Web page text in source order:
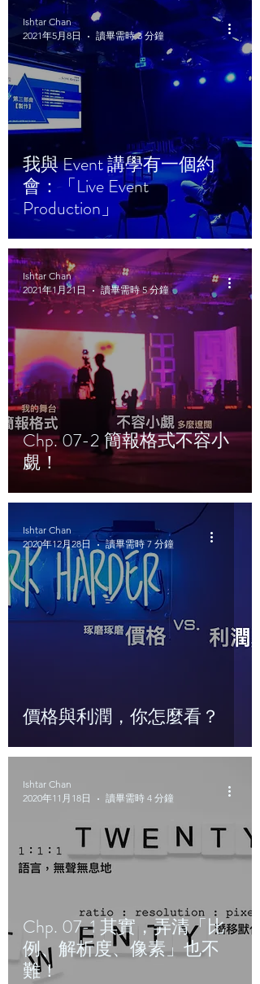
我與 Event 講學有一個約
會：「Live Event
Production」
Ishtar Chan
2021年5月8日
讀畢需時 3 分鐘
Chp. 07-2 簡報格式不容小
覷！
Ishtar Chan
2021年1月21日
讀畢需時 5 分鐘
價格與利潤，你怎麼看？
Ishtar Chan
2020年12月28日
讀畢需時 7 分鐘
Chp. 07-1 其實，弄清「比
例、解析度、像素」也不
難！
Ishtar Chan
2020年11月18日
讀畢需時 4 分鐘